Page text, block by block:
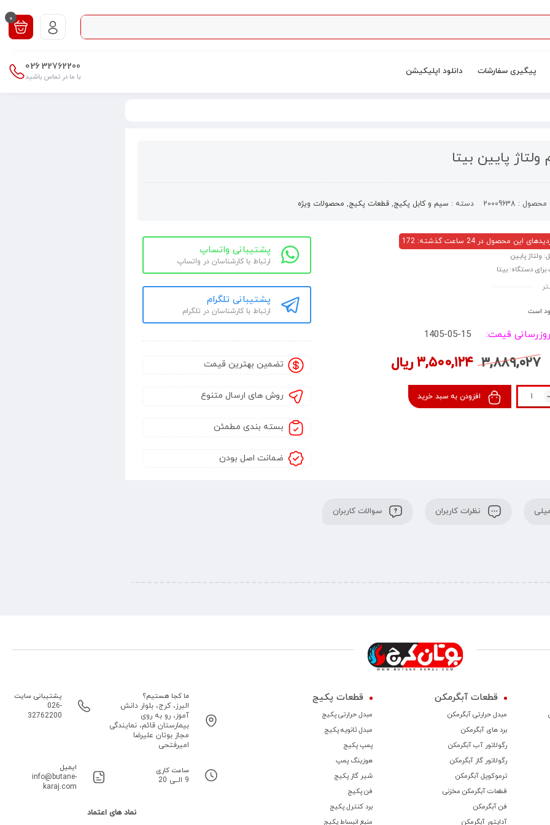
0
پیگیری سفارشات دانلود اپلیکیشن 32762200
026
با ما در تماس باشید
پایین بیتا
محصول : 20009638 دسته : سیم و کابل پکیج, قطعات پکیج, محصولات ویژه
این محصول در 24 ساعت گذشته: 172
ولتاژ پایین
دستگاه: بیتا
است
قیمت: 1405-05-15
۳,۸۸۹,۰۲۷ ۳,۵۰۰,۱۲۴ ریال
افزودن به سبد خرید
پشتیبانی واتساپ
ارتباط با کارشناسان در واتساپ
پشتیبانی تلگرام
ارتباط با کارشناسان در تلگرام
تضمین بهترین قیمت
روش های ارسال متنوع
بسته بندی مطمئن
ضمانت اصل بودن
نظرات کاربران سوالات کاربران
قطعات آبگرمکن
مبدل حرارتی آبگرمکن
برد های آبگرمکن
رگولاتور آب آبگرمکن
رگولاتور گاز آبگرمکن
ترموكوپل آبگرمکن
قطعات آبگرمکن مخزنی
فن آبگرمکن
آداپتور آبگرمکن
قطعات پکیج
مبدل حرارتی پکیج
مبدل ثانویه پکیج
پمپ پکیج
هوزینگ پمپ
شیر گاز پکیج
فن پکیج
برد کنترل پکیج
منبع انبساط پکیج
ما کجا هستیم؟
البرز، کرج، بلوار دانش
آموز، رو به روی
بیمارستان قائم، نمایندگی
مجاز بوتان علیرضا
امیرفتحی
پشتیبانی سایت
026-
32762200
ساعت کاری
9 الــی 20
ایمیل
info@butane-
karaj.com
نماد های اعتماد